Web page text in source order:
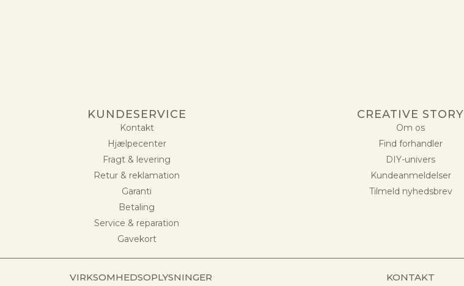
KUNDESERVICE
Kontakt
Hjælpecenter
Fragt & levering
Retur & reklamation
Garanti
Betaling
Service & reparation
Gavekort
CREATIVE STORY
Om os
Find forhandler
DIY-univers
Kundeanmeldelser
Tilmeld nyhedsbrev
VIRKSOMHEDSOPLYSNINGER KONTAKT